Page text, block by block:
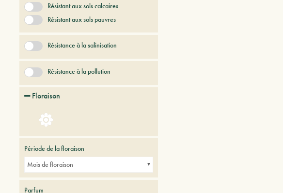
Résistant aux sols calcaires
Résistant aux sols pauvres
Résistance à la salinisation
Résistance à la pollution
Floraison
Période de la floraison
Mois de floraison
Parfum